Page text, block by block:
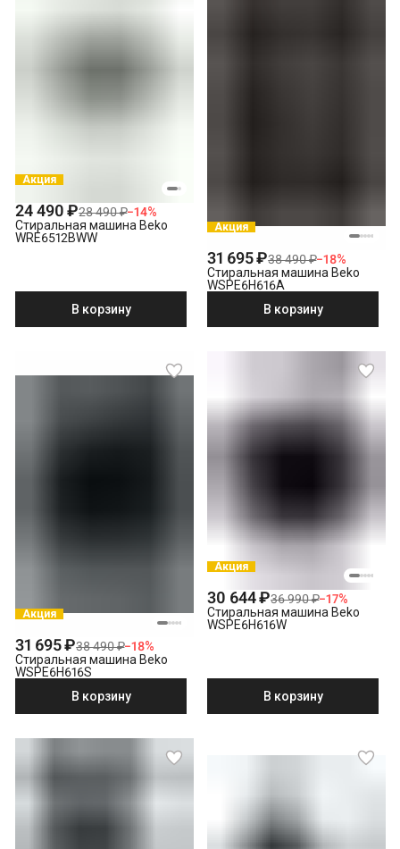
Акция
24 490 ₽28 490 ₽−14%
Стиральная машина Beko
WRE6512BWW
В корзину
Акция
31 695 ₽38 490 ₽−18%
Стиральная машина Beko
WSPE6H616A
В корзину
Акция
31 695 ₽38 490 ₽−18%
Стиральная машина Beko
WSPE6H616S
В корзину
Акция
30 644 ₽36 990 ₽−17%
Стиральная машина Beko
WSPE6H616W
В корзину